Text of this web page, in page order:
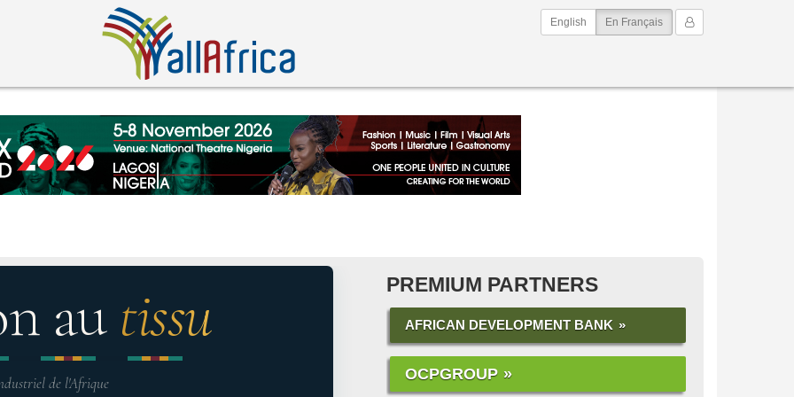
Mon Compte
English En Français(current)
au tissu
de l'Afrique
PREMIUM PARTNERS
AFRICAN DEVELOPMENT BANK
OCPGROUP